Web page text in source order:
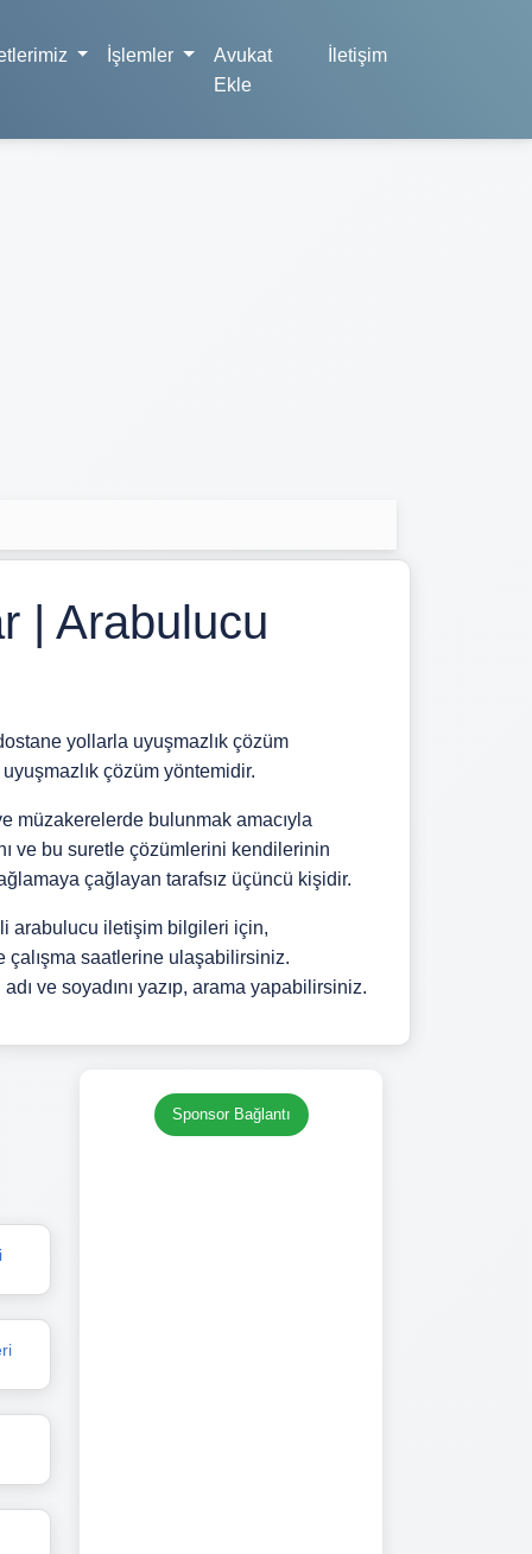
İşlemler
Avukat
Ekle
İletişim
| Arabulucu
yollarla uyuşmazlık çözüm
çözüm yöntemidir.
müzakerelerde bulunmak amacıyla
ve bu suretle çözümlerini kendilerinin
çağlayan tarafsız üçüncü kişidir.
arabulucu iletişim bilgileri için,
saatlerine ulaşabilirsiniz.
ve soyadını yazıp, arama yapabilirsiniz.
Sponsor Bağlantı